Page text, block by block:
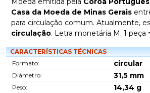
Casa da Moeda de Minas Gerais
para circulação comum. Atualmente,
circulação. Letra monetária M. 1 peça
CARACTERÍSTICAS TÉCNICAS
Formato:
circular
Diâmetro: 31,5 mm
Peso: 14,34 g